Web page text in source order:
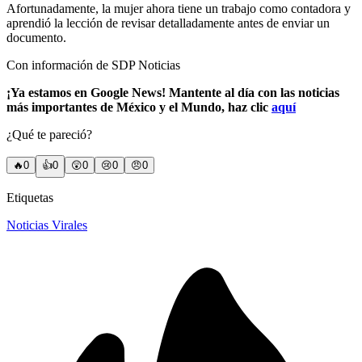
Afortunadamente, la mujer ahora tiene un trabajo como contadora y
aprendió la lección de revisar detalladamente antes de enviar un
documento.
Con información de SDP Noticias
¡Ya estamos en Google News! Mantente al día con las noticias
más importantes de México y el Mundo, haz clic aquí
¿Qué te pareció?
🔥0 👍0 😲0 😢0 😠0
Etiquetas
Noticias Virales